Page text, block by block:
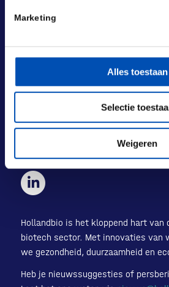
Marketing
Alles toestaan
Selectie
Weigeren
Laan van Nieuw Oost-Indië 131-133
2593 BM Den Haag
Hollandbio is het kloppend hart van
biotech sector. Met innovaties van
we gezondheid, duurzaamheid en
Heb je nieuwssuggesties of